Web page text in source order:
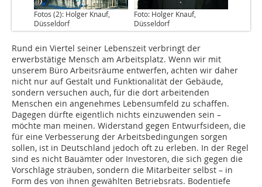
Fotos (2): Holger Knauf,
Düsseldorf
Foto: Holger Knauf,
Düsseldorf
Rund ein Viertel seiner Lebenszeit verbringt der
erwerbstätige Mensch am Arbeitsplatz. Wenn wir mit
unserem Büro Arbeitsräume entwerfen, achten wir daher
nicht nur auf Gestalt und Funktionalität der Gebäude,
sondern versuchen auch, für die dort arbeitenden
Menschen ein angenehmes Lebensumfeld zu schaffen.
Dagegen dürfte eigentlich nichts einzuwenden sein –
möchte man meinen. Widerstand gegen Entwurfsideen, die
für eine Verbesserung der Arbeitsbedingungen sorgen
sollen, ist in Deutschland jedoch oft zu erleben. In der Regel
sind es nicht Bauämter oder Investoren, die sich gegen die
Vorschläge sträuben, sondern die Mitarbeiter selbst – in
Form des von ihnen gewählten Betriebsrats. Bodentiefe